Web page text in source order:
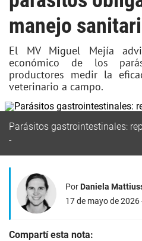
manejo
El MV Miguel Mejía
económico de los
productores medir la
veterinario a campo.
Parásitos gastrointestinales:
PorDaniela
17 de mayo de 2026
Compartí esta nota: